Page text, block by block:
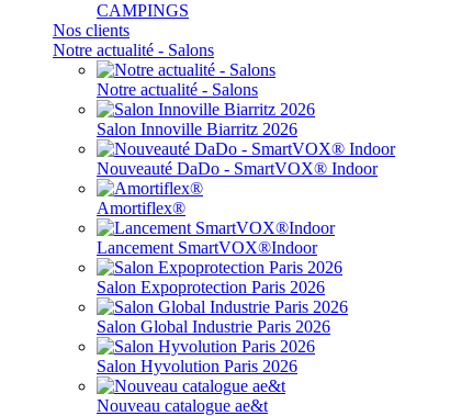
CAMPINGS
Nos clients
Notre actualité - Salons
Notre actualité - Salons
Salon Innoville Biarritz 2026
Nouveauté DaDo - SmartVOX® Indoor
Amortiflex®
Lancement SmartVOX®Indoor
Salon Expoprotection Paris 2026
Salon Global Industrie Paris 2026
Salon Hyvolution Paris 2026
Nouveau catalogue ae&t